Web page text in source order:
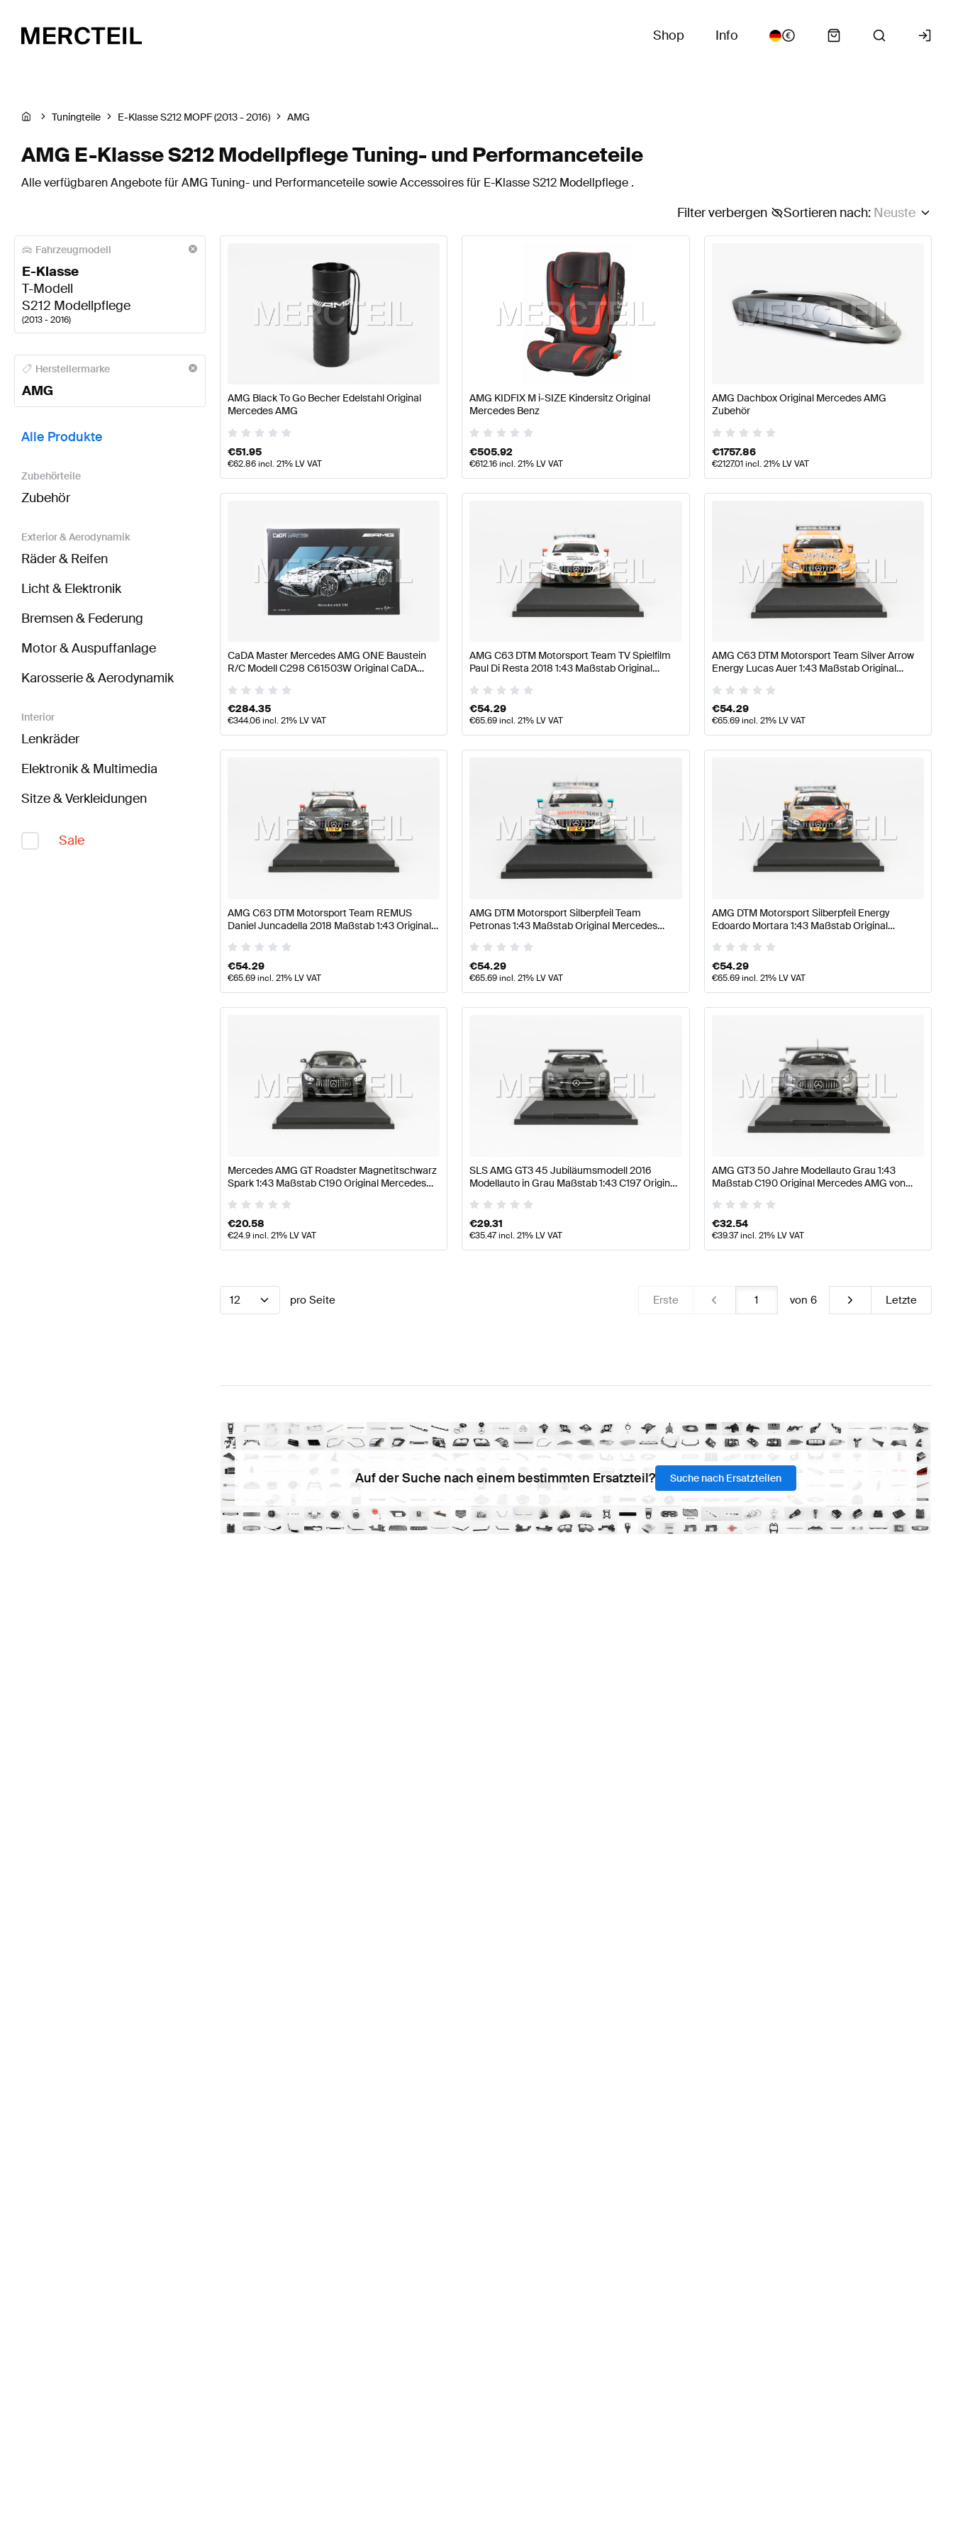
Shop Info
Tuningteile E-Klasse S212 MOPF (2013 - 2016) AMG
AMG E-Klasse S212 Modellpflege Tuning- und Performanceteile
Alle verfügbaren Angebote für AMG Tuning- und Performanceteile sowie Accessoires für E-Klasse S212 Modellpflege .
Sortieren nach: Neuste
Filter verbergen
Fahrzeugmodell
E-Klasse
T-Modell
S212 Modellpflege
(2013 - 2016)
AMG A-Klasse Tuning- und Performanceteile AMG A-Klasse W177 Modellpflege Tuning- und Performanceteile
Herstellermarke
AMG
Alle Produkte
Zubehörteile
Zubehör
Exterior & Aerodynamik
Räder & Reifen
Licht & Elektronik
Bremsen & Federung
Motor & Auspuffanlage
Karosserie & Aerodynamik
Interior
Lenkräder
Elektronik & Multimedia
Sitze & Verkleidungen
Sale
AMG Black To Go Becher Edelstahl Original
Mercedes AMG
€51.95
€62.86incl. 21% LV VAT
AMG KIDFIX M i-SIZE Kindersitz Original
Mercedes Benz
€505.92
€612.16incl. 21% LV VAT
AMG Dachbox Original Mercedes AMG
Zubehör
€1757.86
€2127.01incl. 21% LV VAT
CaDA Master Mercedes AMG ONE Baustein
R/C Modell C298 C61503W Original CaDA
€284.35
€344.06incl. 21% LV VAT
AMG C63 DTM Motorsport Team TV Spielfilm
Paul Di Resta 2018 1:43 Maßstab Original
€54.29
€65.69incl. 21% LV VAT
AMG C63 DTM Motorsport Team Silver Arrow
Energy Lucas Auer 1:43 Maßstab Original
€54.29
€65.69incl. 21% LV VAT
AMG C63 DTM Motorsport Team REMUS
Daniel Juncadella 2018 Maßstab 1:43 Original
€54.29
€65.69incl. 21% LV VAT
AMG DTM Motorsport Silberpfeil Team
Petronas 1:43 Maßstab Original Mercedes
€54.29
€65.69incl. 21% LV VAT
AMG DTM Motorsport Silberpfeil Energy
Edoardo Mortara 1:43 Maßstab Original
€54.29
€65.69incl. 21% LV VAT
Mercedes AMG GT Roadster Magnetitschwarz
Spark 1:43 Maßstab C190 Original Mercedes
€20.58
€24.9incl. 21% LV VAT
SLS AMG GT3 45 Jubiläumsmodell 2016
Modellauto in Grau Maßstab 1:43 C197 Original
€29.31
€35.47incl. 21% LV VAT
AMG GT3 50 Jahre Modellauto Grau 1:43
Maßstab C190 Original Mercedes AMG von
€32.54
€39.37incl. 21% LV VAT
12 pro Seite Erste von 6 Letzte
Auf der Suche nach einem bestimmten Ersatzteil? Suche nach Ersatzteilen